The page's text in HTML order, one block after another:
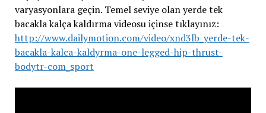
varyasyonlara geçin. Temel seviye olan yerde tek
bacakla kalça kaldırma videosu içinse tıklayınız:
http://www.dailymotion.com/video/xnd3lb_yerde-tek-
bacakla-kalca-kaldyrma-one-legged-hip-thrust-
bodytr-com_sport